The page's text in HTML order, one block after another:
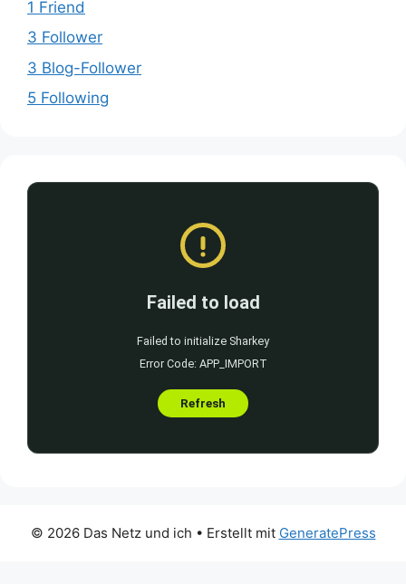
1 Friend
3 Follower
3 Blog-Follower
5 Following
© 2026 Das Netz und ich • Erstellt mit GeneratePress